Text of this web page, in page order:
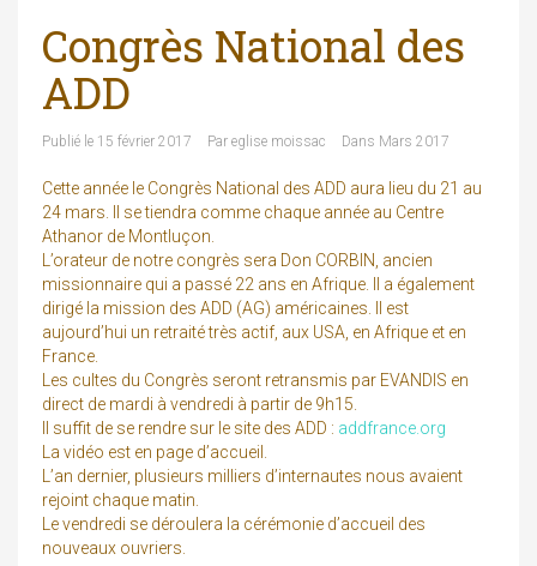
Congrès National des
ADD
Publié le 15 février 2017 Par eglise moissac Dans Mars 2017
Cette année le Congrès National des ADD aura lieu du 21 au
24 mars. Il se tiendra comme chaque année au Centre
Athanor de Montluçon.
L’orateur de notre congrès sera Don CORBIN, ancien
missionnaire qui a passé 22 ans en Afrique. Il a également
dirigé la mission des ADD (AG) américaines. Il est
aujourd’hui un retraité très actif, aux USA, en Afrique et en
France.
Les cultes du Congrès seront retransmis par EVANDIS en
direct de mardi à vendredi à partir de 9h15.
Il suffit de se rendre sur le site des ADD : addfrance.org
La vidéo est en page d’accueil.
L’an dernier, plusieurs milliers d’internautes nous avaient
rejoint chaque matin.
Le vendredi se déroulera la cérémonie d’accueil des
nouveaux ouvriers.